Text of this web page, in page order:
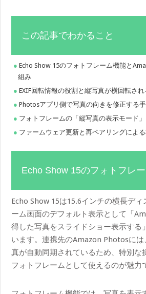
この記事でわかること
Echo Show 15のフォトフレーム機能と
組み
EXIF回転情報の役割と縦写真が横回転さ
Photosアプリ側で写真の向きを修正する
フォトフレームの「縦写真の表示モード
ファームウェア更新と再ペアリングによ
Echo Show 15のフォトフレ
Echo Show 15は15.6インチの横長デ
ーム画面のデフォルト表示として「
得した写真をスライドショー表示する
います。連携先のAmazon Photosに
真が自動同期されているため、特別な
フォトフレームとして使えるのが魅力